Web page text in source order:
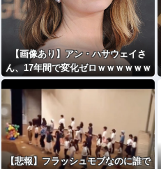
【画像あり】アン・ハサウェイさ
ん、17年間で変化ゼロｗｗｗｗｗｗ
ｗｗｗｗ
【悲報】フラッシュモブなのに誰で